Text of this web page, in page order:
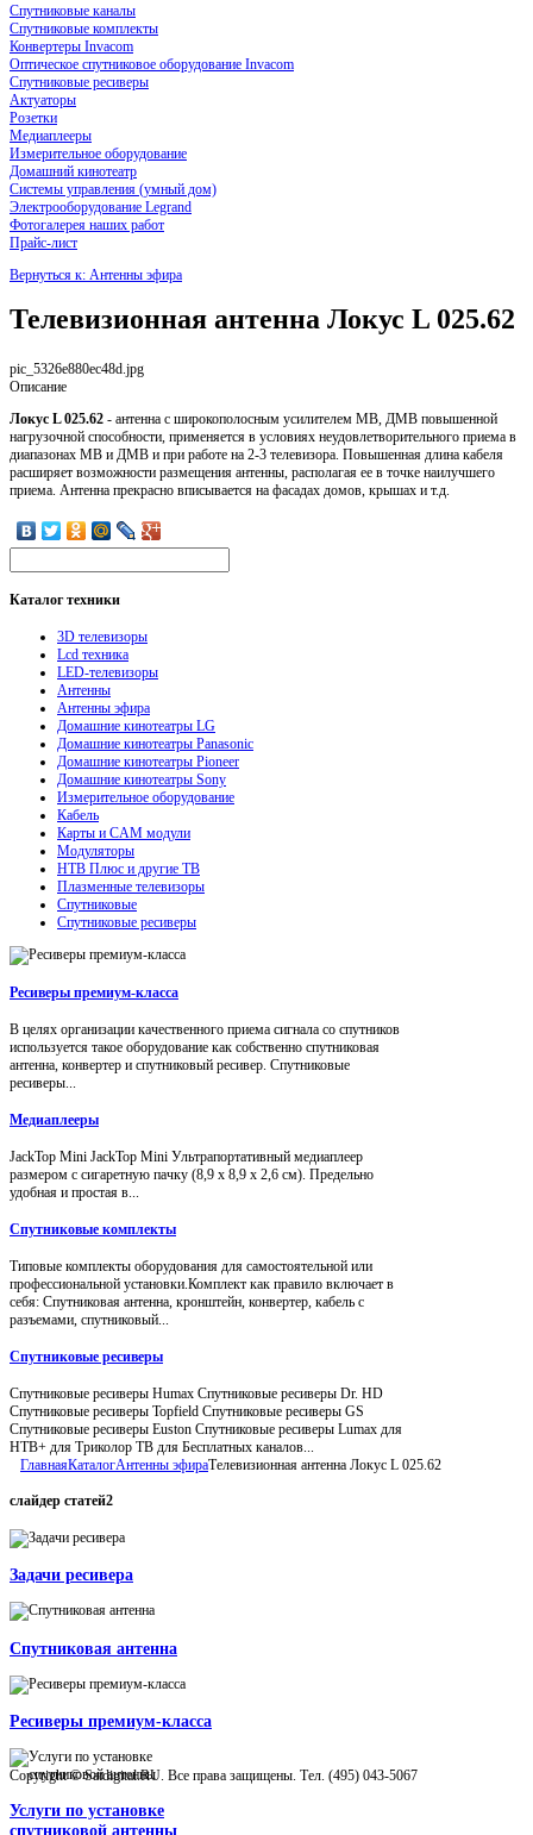
Спутниковые каналы
Спутниковые комплекты
Конвертеры Invacom
Оптическое спутниковое оборудование Invacom
Спутниковые ресиверы
Актуаторы
Розетки
Медиаплееры
Измерительное оборудование
Домашний кинотеатр
Системы управления (умный дом)
Электрооборудование Legrand
Фотогалерея наших работ
Прайс-лист
Вернуться к: Антенны эфира
Телевизионная антенна Локус L 025.62
pic_5326e880ec48d.jpg
Описание
Локус L 025.62 - антенна с широкополосным усилителем МВ, ДМВ повышенной
нагрузочной способности, применяется в условиях неудовлетворительного приема в
диапазонах МВ и ДМВ и при работе на 2-3 телевизора. Повышенная длина кабеля
расширяет возможности размещения антенны, располагая ее в точке наилучшего
приема. Антенна прекрасно вписывается на фасадах домов, крышах и т.д.
Каталогтехники
3D телевизоры
Lcd техника
LED-телевизоры
Антенны
Антенны эфира
Домашние кинотеатры LG
Домашние кинотеатры Panasonic
Домашние кинотеатры Pioneer
Домашние кинотеатры Sony
Измерительное оборудование
Кабель
Карты и CAM модули
Модуляторы
НТВ Плюс и другие ТВ
Плазменные телевизоры
Спутниковые
Спутниковые ресиверы
Ресиверы премиум-класса
В целях организации качественного приема сигнала со спутников
используется такое оборудование как собственно спутниковая
антенна, конвертер и спутниковый ресивер. Спутниковые
ресиверы...
Медиаплееры
JackTop Mini JackTop Mini Ультрапортативный медиаплеер
размером с сигаретную пачку (8,9 x 8,9 x 2,6 см). Предельно
удобная и простая в...
Спутниковые комплекты
Типовые комплекты оборудования для самостоятельной или
профессиональной установки.Комплект как правило включает в
себя: Спутниковая антенна, кронштейн, конвертер, кабель с
разъемами, спутниковый...
Спутниковые ресиверы
Спутниковые ресиверы Humax Спутниковые ресиверы Dr. HD
Спутниковые ресиверы Topfield Спутниковые ресиверы GS
Спутниковые ресиверы Euston Спутниковые ресиверы Lumax для
НТВ+ для Триколор ТВ для Бесплатных каналов...
ГлавнаяКаталогАнтенны эфираТелевизионная антенна Локус L 025.62
слайдер статей2
Задачи ресивера
Спутниковая антенна
Ресиверы премиум-класса
Услуги по установке
спутниковой антенны
Copyright © Satdigital.RU. Все права защищены. Тел. (495) 043-5067